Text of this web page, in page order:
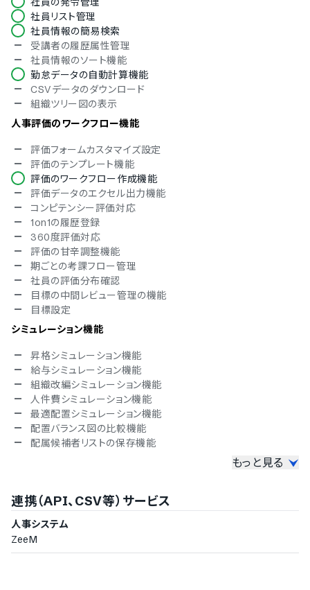
英語
中国語
オランダ語
フィンランド語
フランス語
ドイツ語
イタリア語
韓国語
ポルトガル語
スペイン語
スウェーデン語
タイ語
アラビア語
インドネシア語
ブルガリア語
クロアチア語
チェコ語
ヘブライ語
ヒンディー語
ポーランド語
トルコ語
ベトナム語
社員リスト管理
社員情報の簡易検索
受講者の履歴属性管理
社員情報のソート機能
勤怠データの自動計算機能
CSVデータのダウンロード
組織ツリー図の表示
人事評価のワークフロー機能
評価フォームカスタマイズ設定
評価のテンプレート機能
評価のワークフロー作成機能
評価データのエクセル出力機能
コンピテンシー評価対応
1on1の履歴登録
360度評価対応
評価の甘辛調整機能
期ごとの考課フロー管理
社員の評価分布確認
目標の中間レビュー管理の機能
目標設定
シミュレーション機能
昇格シミュレーション機能
給与シミュレーション機能
組織改編シミュレーション機能
人件費シミュレーション機能
最適配置シミュレーション機能
配置バランス図の比較機能
配属候補者リストの保存機能
アンケートテンプレート機能
アンケート回答の進捗確認
アンケートの催促メール送信機能
アンケートの集計・分析機能
もっと見る
連携（API、CSV等）サービス
人事システム
ZeeM